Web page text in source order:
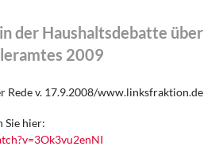
der Haushaltsdebatte über
2009
Rede v. 17.9.2008/www.linksfraktion.de
Sie hier: